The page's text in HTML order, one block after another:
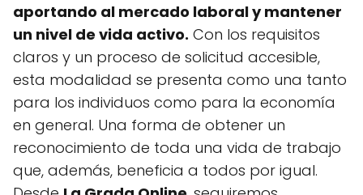
aportando al mercado laboral y mantener
un nivel de vida activo. Con los requisitos
claros y un proceso de solicitud accesible,
esta modalidad se presenta como una tanto
para los individuos como para la economía
en general. Una forma de obtener un
reconocimiento de toda una vida de trabajo
que, además, beneficia a todos por igual.